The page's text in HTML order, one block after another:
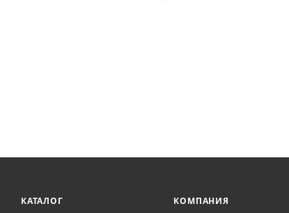
КАТАЛОГ КОМПАНИЯ